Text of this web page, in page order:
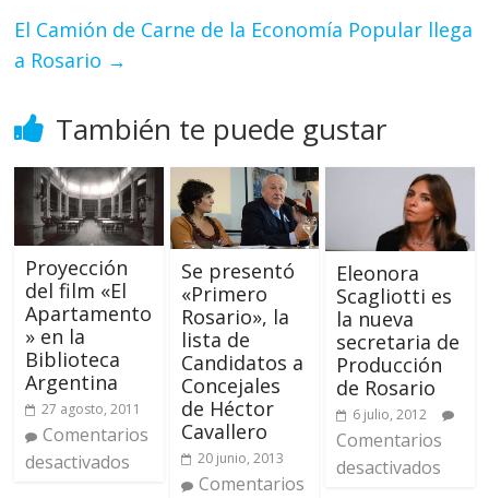
El Camión de Carne de la Economía Popular llega
a Rosario →
También te puede gustar
Proyección
del film «El
Apartamento
» en la
Biblioteca
Argentina
27 agosto, 2011
Comentarios
desactivados
Se presentó
«Primero
Rosario», la
lista de
Candidatos a
Concejales
de Héctor
Cavallero
20 junio, 2013
Comentarios
Eleonora
Scagliotti es
la nueva
secretaria de
Producción
de Rosario
6 julio, 2012
Comentarios
desactivados